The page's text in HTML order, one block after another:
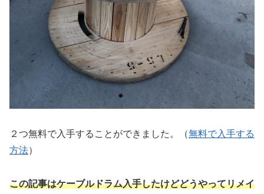
２つ無料で入手することができました。（無料で入手する
方法）
この記事はケーブルドラム入手したけどどうやってリメイ